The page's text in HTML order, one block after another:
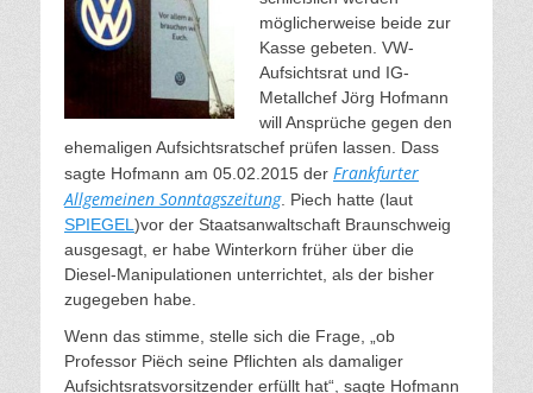
möglicherweise beide zur
Kasse gebeten. VW-
Aufsichtsrat und IG-
Metallchef Jörg Hofmann
will Ansprüche gegen den
ehemaligen Aufsichtsratschef prüfen lassen. Dass
sagte Hofmann am 05.02.2015 der Frankfurter
Allgemeinen Sonntagszeitung. Piech hatte (laut
SPIEGEL )vor der Staatsanwaltschaft Braunschweig
ausgesagt, er habe Winterkorn früher über die
Diesel-Manipulationen unterrichtet, als der bisher
zugegeben habe.
Wenn das stimme, stelle sich die Frage, „ob
Professor Piëch seine Pflichten als damaliger
Aufsichtsratsvorsitzender erfüllt hat“, sagte Hofmann